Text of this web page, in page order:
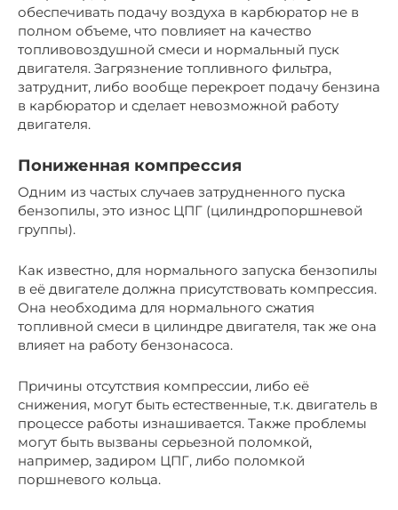
обеспечивать подачу воздуха в карбюратор не в
полном объеме, что повлияет на качество
топливовоздушной смеси и нормальный пуск
двигателя. Загрязнение топливного фильтра,
затруднит, либо вообще перекроет подачу бензина
в карбюратор и сделает невозможной работу
двигателя.
Пониженная компрессия
Одним из частых случаев затрудненного пуска
бензопилы, это износ ЦПГ (цилиндропоршневой
группы).
Как известно, для нормального запуска бензопилы
в её двигателе должна присутствовать компрессия.
Она необходима для нормального сжатия
топливной смеси в цилиндре двигателя, так же она
влияет на работу бензонасоса.
Причины отсутствия компрессии, либо её
снижения, могут быть естественные, т.к. двигатель в
процессе работы изнашивается. Также проблемы
могут быть вызваны серьезной поломкой,
например, задиром ЦПГ, либо поломкой
поршневого кольца.